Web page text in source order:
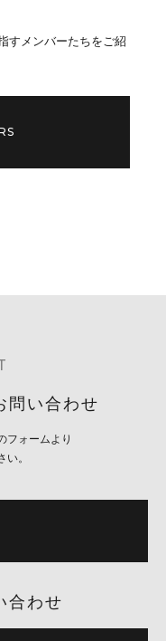
すメンバーたちをご紹
問い合わせ
フォームより
。
合わせ